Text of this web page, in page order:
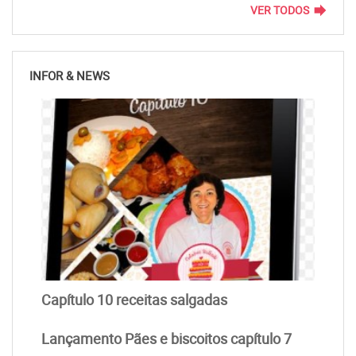
VER TODOS forward
INFOR & NEWS
Capítulo 10 receitas salgadas
Lançamento Pães e biscoitos capítulo 7